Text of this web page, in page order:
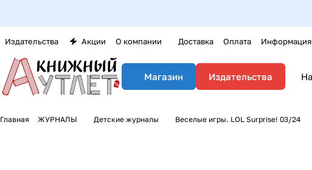
Издательства Акции О компании Доставка Оплата Информация
Магазин Издательства
Главная ЖУРНАЛЫ Детские журналы Веселые игры. LOL Surprise! 03/24